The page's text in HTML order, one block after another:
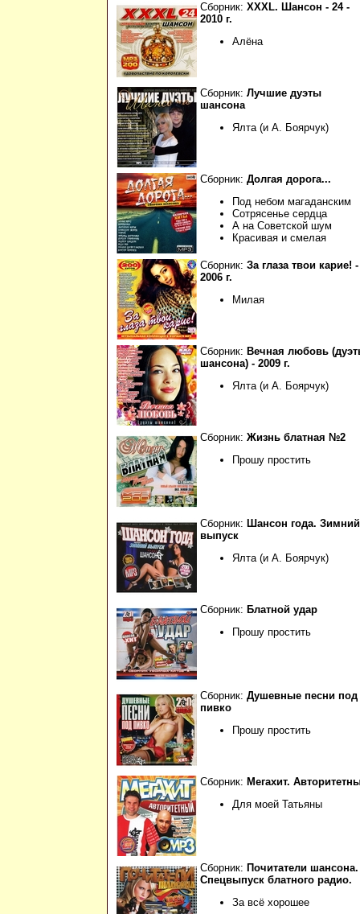
Сборник: XXXL. Шансон - 24 -
2010 г.
Алёна
Сборник: Лучшие дуэты
шансона
Ялта (и А. Боярчук)
Сборник: Долгая дорога...
Под небом магаданским
Сотрясенье сердца
А на Советской шум
Красивая и смелая
Сборник: За глаза твои карие! -
2006 г.
Милая
Сборник: Вечная любовь
шансона) - 2009 г.
Ялта (и А. Боярчук)
Сборник: Жизнь блатная №2
Прошу простить
Сборник: Шансон года. Зимний
выпуск
Ялта (и А. Боярчук)
Сборник: Блатной удар
Прошу простить
Сборник: Душевные песни под
пивко
Прошу простить
Сборник: Мегахит.
Для моей Татьяны
Сборник: Почитатели шансона.
Спецвыпуск блатного радио.
За всё хорошее